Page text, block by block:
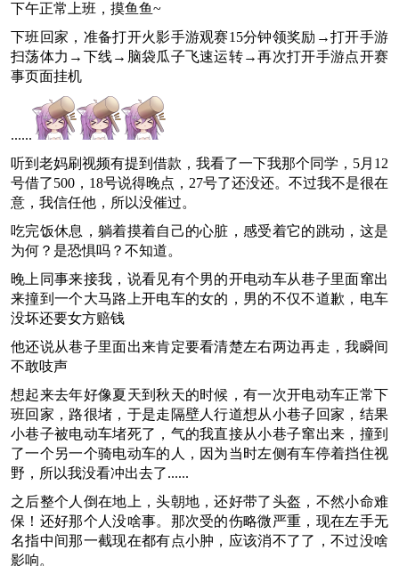
下午正常上班，摸鱼鱼~
下班回家，准备打开火影手游观赛15分钟领奖励→打开手游
扫荡体力→下线→脑袋瓜子飞速运转→再次打开手游点开赛
事页面挂机
......
听到老妈刷视频有提到借款，我看了一下我那个同学，5月12
号借了500，18号说得晚点，27号了还没还。不过我不是很在
意，我信任他，所以没催过。
吃完饭休息，躺着摸着自己的心脏，感受着它的跳动，这是
为何？是恐惧吗？不知道。
晚上同事来接我，说看见有个男的开电动车从巷子里面窜出
来撞到一个大马路上开电车的女的，男的不仅不道歉，电车
没坏还要女方赔钱
他还说从巷子里面出来肯定要看清楚左右两边再走，我瞬间
不敢吱声
想起来去年好像夏天到秋天的时候，有一次开电动车正常下
班回家，路很堵，于是走隔壁人行道想从小巷子回家，结果
小巷子被电动车堵死了，气的我直接从小巷子窜出来，撞到
了一个另一个骑电动车的人，因为当时左侧有车停着挡住视
野，所以我没看冲出去了......
之后整个人倒在地上，头朝地，还好带了头盔，不然小命难
保！还好那个人没啥事。那次受的伤略微严重，现在左手无
名指中间那一截现在都有点小肿，应该消不了了，不过没啥
影响。